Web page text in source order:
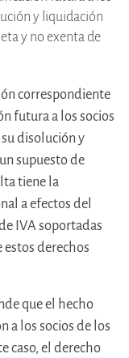
y liquidación
y no exenta de
correspondiente
futura a los socios
disolución y
supuesto de
tiene la
a efectos del
IVA soportadas
estos derechos
que el hecho
a los socios de los
caso, el derecho